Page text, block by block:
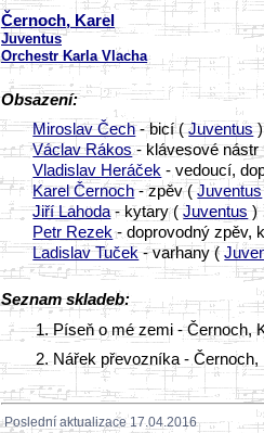
Černoch, Karel
Juventus
Orchestr Karla Vlacha
Obsazení:
Miroslav Čech- bicí (Juventus)
Václav Rákos- klávesové
Vladislav Heráček - vedoucí,
Karel Černoch- zpěv (Juventus
Jiří Lahoda- kytary (Juventus)
Petr Rezek- doprovodný zpěv,
Ladislav Tuček- varhany (
Seznam skladeb:
1. Píseň o mé zemi - Černoch,
2. Nářek převozníka -
Poslední aktualizace 17.04.2016